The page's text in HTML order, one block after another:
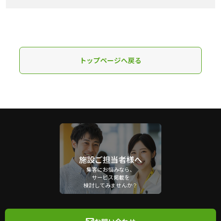
トップページへ戻る
施設ご担当者様へ
集客にお悩みなら、
サービス掲載を
検討してみませんか？